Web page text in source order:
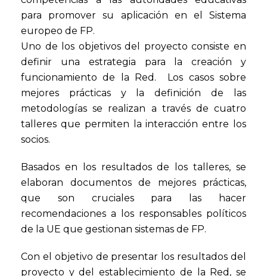
para promover su aplicación en el Sistema
europeo de FP.
Uno de los objetivos del proyecto consiste en
definir una estrategia para la creación y
funcionamiento de la Red. Los casos sobre
mejores prácticas y la definición de las
metodologías se realizan a través de cuatro
talleres que permiten la interacción entre los
socios.
Basados en los resultados de los talleres, se
elaboran documentos de mejores prácticas,
que son cruciales para las hacer
recomendaciones a los responsables políticos
de la UE que gestionan sistemas de FP.
Con el objetivo de presentar los resultados del
proyecto y del establecimiento de la Red, se